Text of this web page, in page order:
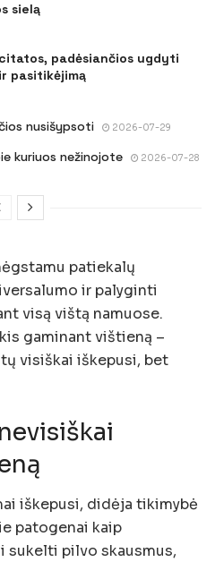
sielą
padėsiančios ugdyti
pasitikėjimą
nusišypsoti 2026-07-29
kuriuos nežinojote 2026-07-28
patiekalų
ir palyginti
visą vištą namuose.
gaminant vištieną –
visiškai iškepusi, bet
iškepusi, didėja tikimybė
patogenai kaip
sukelti pilvo skausmus,